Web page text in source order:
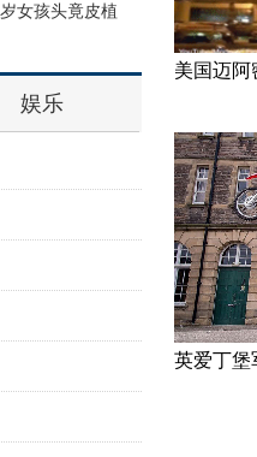
“双头姐妹”
毕业
女孩头竟皮植
娱乐
美国迈阿
英爱丁堡